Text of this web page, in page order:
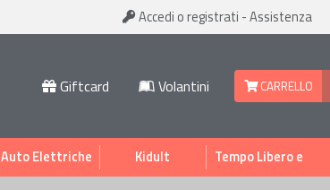
Accedi o registrati -Assistenza
Giftcard Volantini CARRELLO
Auto Elettriche Kidult
Tempo Libero e
Sport